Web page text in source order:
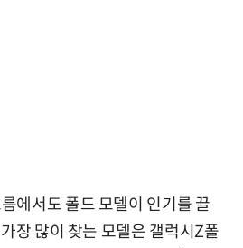
에서도 폴드 모델이 인기를 끌
장 많이 찾는 모델은 갤럭시Z폴